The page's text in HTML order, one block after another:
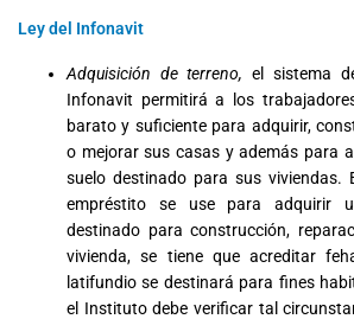
Ley del Infonavit
Adquisición de terreno,el sistema
Infonavit permitirá a los
barato y suficiente para adquirir,
o mejorar sus casas y además para
suelo destinado para sus viviendas.
empréstito se use para adquirir
destinado para construcción,
vivienda, se tiene que acreditar
latifundio se destinará para fines
el Instituto debe verificar tal